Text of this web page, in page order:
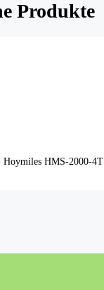
Produkte
Hoymiles HMS-2000-4T